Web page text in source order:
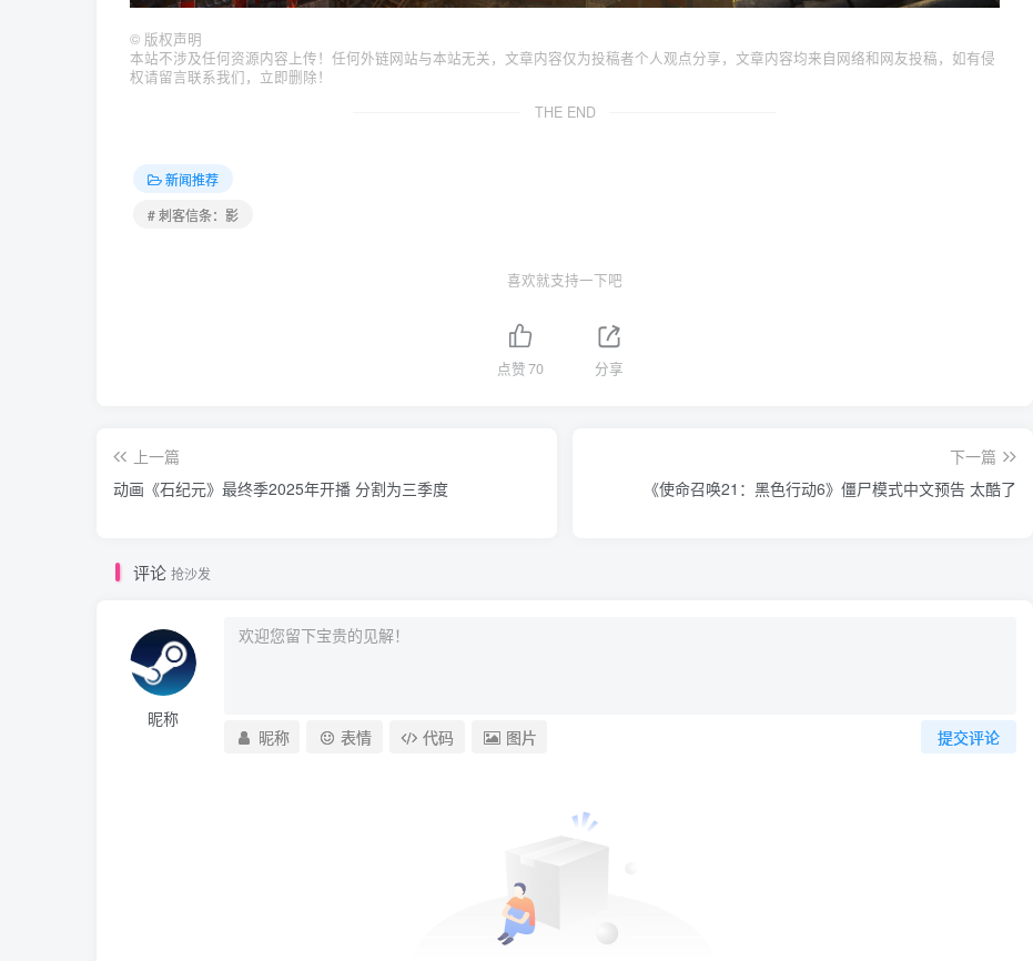
© 版权声明
本站不涉及任何资源内容上传！任何外链网站与本站无关，文章内容仅为投稿者个人观点分享，文章内容均来自网络和网友投稿，如有侵
权请留言联系我们，立即删除！
THE END
新闻推荐
# 刺客信条：影
喜欢就支持一下吧
点赞70 分享
上一篇
动画《石纪元》最终季2025年开播 分割为三季度
下一篇
《使命召唤21：黑色行动6》僵尸模式中文预告 太酷了
评论 抢沙发
昵称
提交评论
昵称 表情 代码 图片